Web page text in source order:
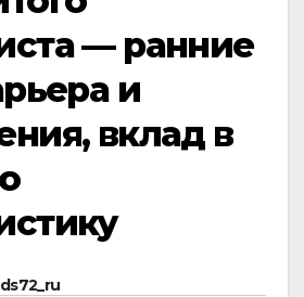
— ранние
и
вклад в